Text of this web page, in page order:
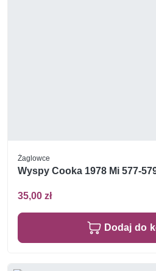
Żaglowce
Wyspy Cooka 1978 Mi 577-
35,00 zł
Dodaj do